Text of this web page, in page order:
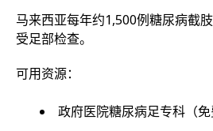
马来西亚每年约1,500例糖尿病截
受足部检查。
可用资源：
政府医院糖尿病足专科（免